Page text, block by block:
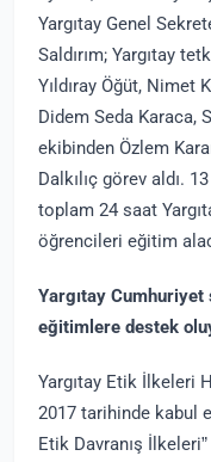
Yargıtay Genel
Saldırım; Yargıtay
Yıldıray Öğüt, Nimet
Didem Seda Karaca,
ekibinden Özlem
Dalkılıç görev aldı.
toplam 24 saat
öğrencileri eğitim
Yargıtay Cumhuriyet
eğitimlere destek
Yargıtay Etik İlkeleri
2017 tarihinde kabul
Etik Davranış